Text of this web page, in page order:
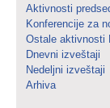
Aktivnosti
Konferencije za
Ostale aktivnosti
Dnevni izveštaji
Nedeljni izveštaji
Arhiva